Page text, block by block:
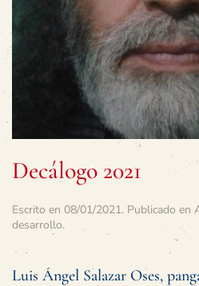
Decálogo 2021
Escrito en 08/01/2021. Publicado en
desarrollo.
Luis Ángel Salazar Oses,